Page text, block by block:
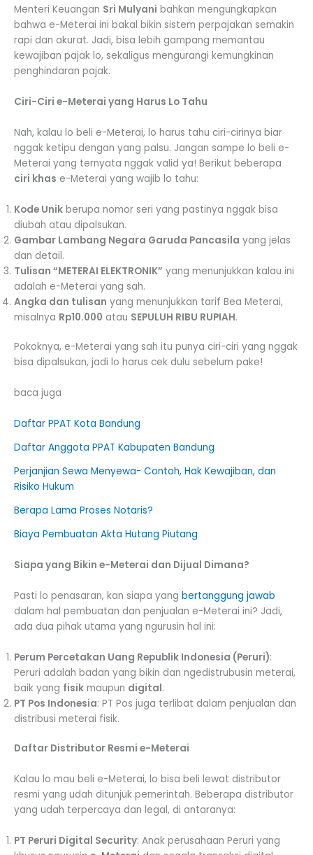
Menteri Keuangan Sri Mulyani bahkan mengungkapkan
bahwa e-Meterai ini bakal bikin sistem perpajakan semakin
rapi dan akurat. Jadi, bisa lebih gampang memantau
kewajiban pajak lo, sekaligus mengurangi kemungkinan
penghindaran pajak.
Ciri-Ciri e-Meterai yang Harus Lo Tahu
Nah, kalau lo beli e-Meterai, lo harus tahu ciri-cirinya biar
nggak ketipu dengan yang palsu. Jangan sampe lo beli e-
Meterai yang ternyata nggak valid ya! Berikut beberapa
ciri khas e-Meterai yang wajib lo tahu:
Kode Unik berupa nomor seri yang pastinya nggak bisa
diubah atau dipalsukan.
Gambar Lambang Negara Garuda Pancasila yang jelas
dan detail.
Tulisan “METERAI ELEKTRONIK” yang menunjukkan kalau ini
adalah e-Meterai yang sah.
Angka dan tulisan yang menunjukkan tarif Bea Meterai,
misalnya Rp10.000 atau SEPULUH RIBU RUPIAH.
Pokoknya, e-Meterai yang sah itu punya ciri-ciri yang nggak
bisa dipalsukan, jadi lo harus cek dulu sebelum pake!
baca juga
Daftar PPAT Kota Bandung
Daftar Anggota PPAT Kabupaten Bandung
Perjanjian Sewa Menyewa- Contoh, Hak Kewajiban, dan
Risiko Hukum
Berapa Lama Proses Notaris?
Biaya Pembuatan Akta Hutang Piutang
Siapa yang Bikin e-Meterai dan Dijual Dimana?
Pasti lo penasaran, kan siapa yang bertanggung jawab
dalam hal pembuatan dan penjualan e-Meterai ini? Jadi,
ada dua pihak utama yang ngurusin hal ini:
Perum Percetakan Uang Republik Indonesia (Peruri):
Peruri adalah badan yang bikin dan ngedistrubusin meterai,
baik yang fisik maupun digital.
PT Pos Indonesia: PT Pos juga terlibat dalam penjualan dan
distribusi meterai fisik.
Daftar Distributor Resmi e-Meterai
Kalau lo mau beli e-Meterai, lo bisa beli lewat distributor
resmi yang udah ditunjuk pemerintah. Beberapa distributor
yang udah terpercaya dan legal, di antaranya:
PT Peruri Digital Security: Anak perusahaan Peruri yang